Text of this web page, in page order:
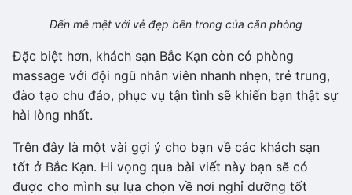
Đến mê mệt với vẻ đẹp bên trong của căn phòng
Đặc biệt hơn, khách sạn Bắc Kạn còn có phòng
massage với đội ngũ nhân viên nhanh nhẹn, trẻ trung,
đào tạo chu đáo, phục vụ tận tình sẽ khiến bạn thật sự
hài lòng nhất.
Trên đây là một vài gợi ý cho bạn về các khách sạn
tốt ở Bắc Kạn. Hi vọng qua bài viết này bạn sẽ có
được cho mình sự lựa chọn về nơi nghỉ dưỡng tốt